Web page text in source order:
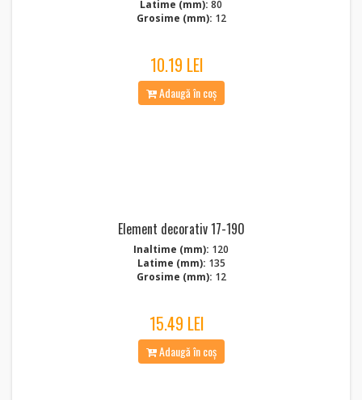
Latime (mm): 80
Grosime (mm): 12
10.19 LEI
Adaugă în coș
Element decorativ 17-190
Inaltime (mm): 120
Latime (mm): 135
Grosime (mm): 12
15.49 LEI
Adaugă în coș